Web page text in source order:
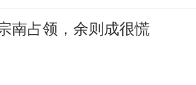
南占领，余则成很慌